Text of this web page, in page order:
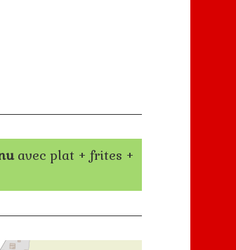
avec plat + frites +